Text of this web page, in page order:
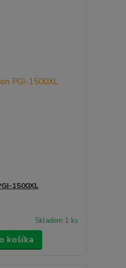
1500XL
Skladom 1 ks
košíka